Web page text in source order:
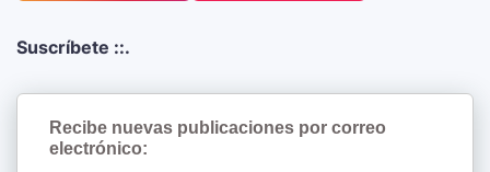
Suscríbete ::.
Recibe nuevas publicaciones por correo
electrónico: